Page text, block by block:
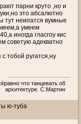
парни круто ,но и
это абсалютно
тут неипатся вумные
умеем
иногда гласгоу кис
советую адекватно
тобой ругатся,ну
что танцевать об
архитектуре. С.Мартин
ю-туба